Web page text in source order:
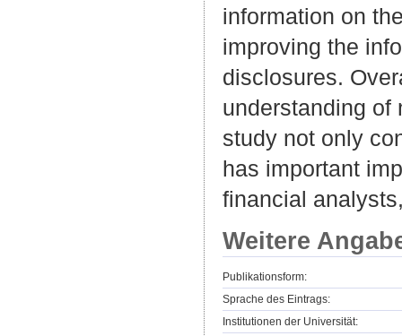
information on
improving the
disclosures.
understanding of
study not only
has important
financial
Weitere
Publikationsform:
Sprache des Eintrags:
Institutionen der Universität: